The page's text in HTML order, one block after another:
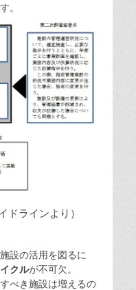
。
ドラインより）
設の活用を図るに
クルが不可欠。
べき施設は増えるの